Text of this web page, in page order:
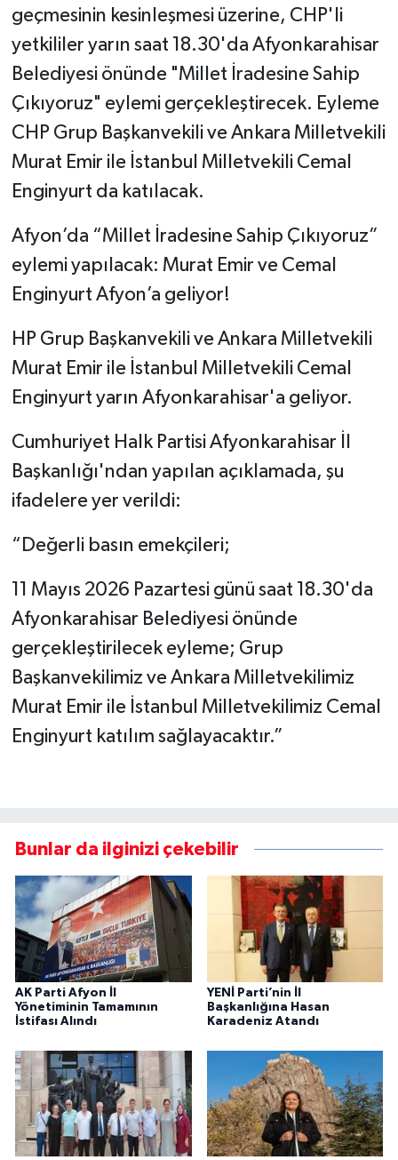
geçmesinin kesinleşmesi üzerine, CHP'li
yetkililer yarın saat 18.30'da Afyonkarahisar
Belediyesi önünde "Millet İradesine Sahip
Çıkıyoruz" eylemi gerçekleştirecek. Eyleme
CHP Grup Başkanvekili ve Ankara Milletvekili
Murat Emir ile İstanbul Milletvekili Cemal
Enginyurt da katılacak.
Afyon’da “Millet İradesine Sahip Çıkıyoruz”
eylemi yapılacak: Murat Emir ve Cemal
Enginyurt Afyon’a geliyor!
HP Grup Başkanvekili ve Ankara Milletvekili
Murat Emir ile İstanbul Milletvekili Cemal
Enginyurt yarın Afyonkarahisar'a geliyor.
Cumhuriyet Halk Partisi Afyonkarahisar İl
Başkanlığı'ndan yapılan açıklamada, şu
ifadelere yer verildi:
“Değerli basın emekçileri;
11 Mayıs 2026 Pazartesi günü saat 18.30'da
Afyonkarahisar Belediyesi önünde
gerçekleştirilecek eyleme; Grup
Başkanvekilimiz ve Ankara Milletvekilimiz
Murat Emir ile İstanbul Milletvekilimiz Cemal
Enginyurt katılım sağlayacaktır.”
Bunlar da ilginizi çekebilir
AK Parti Afyon İl
Yönetiminin Tamamının
İstifası Alındı
YENİ Parti’nin İl
Başkanlığına Hasan
Karadeniz Atandı